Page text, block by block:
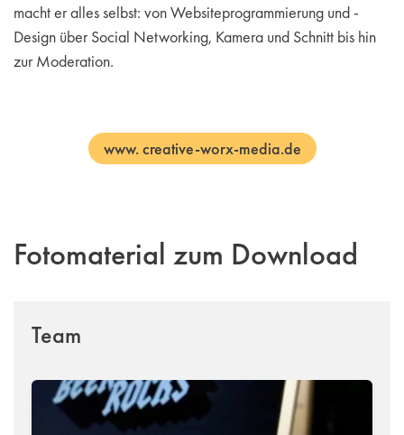
macht er alles selbst: von Websiteprogrammierung und -
Design über Social Networking, Kamera und Schnitt bis hin
zur Moderation.
www. creative-worx-media.de
Fotomaterial zum Download
Team